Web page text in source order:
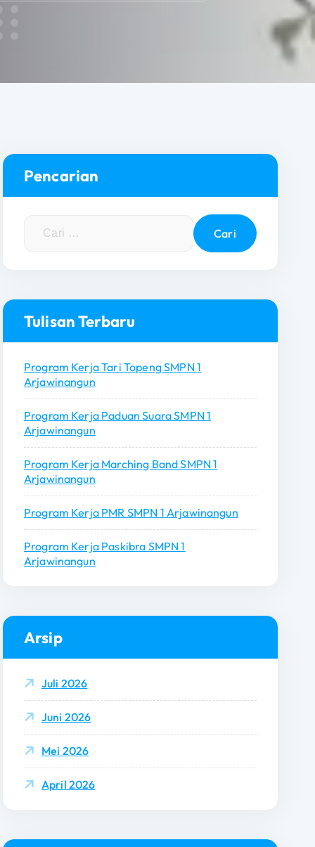
Pencarian
u
n
k
Tulisan Terbaru
Program Kerja Tari Topeng SMPN 1
Arjawinangun
Program Kerja Paduan Suara SMPN 1
Arjawinangun
Program Kerja Marching Band SMPN 1
Arjawinangun
Program Kerja PMR SMPN 1 Arjawinangun
Program Kerja Paskibra SMPN 1
Arjawinangun
Arsip
Juli 2026
Juni 2026
Mei 2026
April 2026